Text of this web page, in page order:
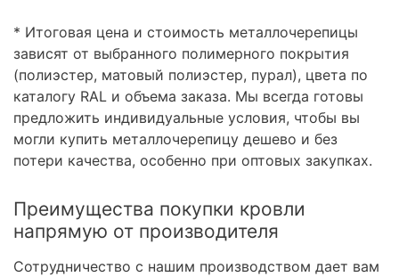
* Итоговая цена и стоимость металлочерепицы
зависят от выбранного полимерного покрытия
(полиэстер, матовый полиэстер, пурал), цвета по
каталогу RAL и объема заказа. Мы всегда готовы
предложить индивидуальные условия, чтобы вы
могли купить металлочерепицу дешево и без
потери качества, особенно при оптовых закупках.
Преимущества покупки кровли
напрямую от производителя
Сотрудничество с нашим производством дает вам